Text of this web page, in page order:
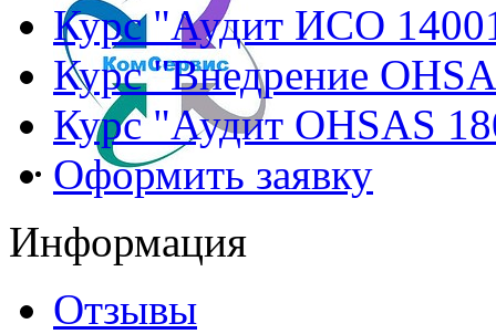
Курс "Аудит ИСО
Курс "Внедрение
Курс "Аудит OHSAS
Оформить заявку
Информация
Отзывы